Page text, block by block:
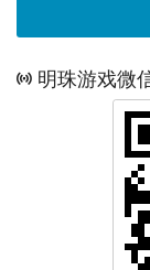
明珠游戏微